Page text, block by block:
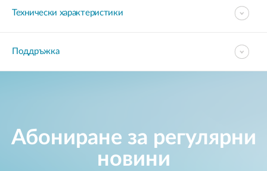
Технически характеристики
Поддръжка
Абониране за регулярни
новини